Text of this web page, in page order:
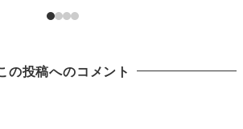
の投稿へのコメント